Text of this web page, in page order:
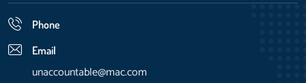
Phone
Email
unaccountable@mac.com